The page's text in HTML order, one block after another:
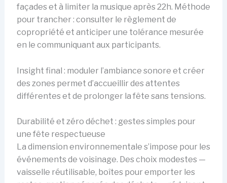
façades et à limiter la musique après 22h. Méthode
pour trancher : consulter le règlement de
copropriété et anticiper une tolérance mesurée
en le communiquant aux participants.
Insight final : moduler l’ambiance sonore et créer
des zones permet d’accueillir des attentes
différentes et de prolonger la fête sans tensions.
Durabilité et zéro déchet : gestes simples pour
une fête respectueuse
La dimension environnementale s’impose pour les
événements de voisinage. Des choix modestes —
vaisselle réutilisable, boîtes pour emporter les